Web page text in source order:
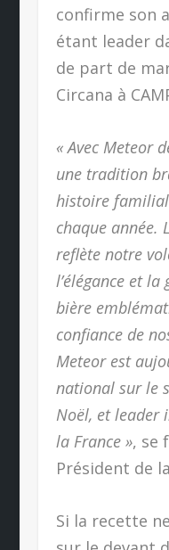
confirme son
étant leader
de part de
Circana à
« Avec Meteor
une tradition
histoire
chaque année.
reflète notre
l’élégance et
bière
confiance de
Meteor est
national sur le
Noël, et leader
la France », se
Président de
Si la recette